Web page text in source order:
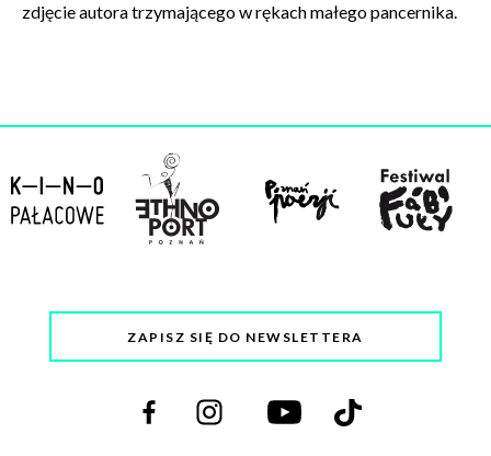
zdjęcie autora trzymającego w rękach małego pancernika.
ZAPISZ SIĘ DO NEWSLETTERA
Odwiedź
nas
Odwiedź
nas
Odwiedź
nas
Odwiedź
nas